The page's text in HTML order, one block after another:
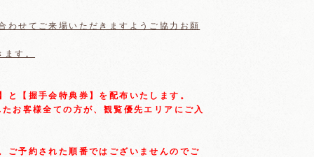
せてご来場いただきますようご協力お願
す。
【握手会特典券】を配布いたします。
お客様全ての方が、観覧優先エリアにご入
ご予約された順番ではございませんのでご